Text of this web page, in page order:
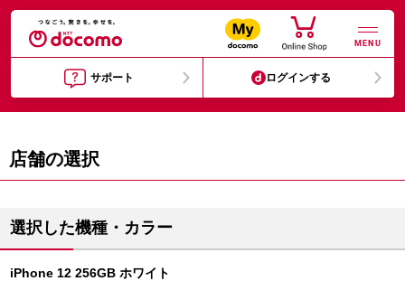
MENU
サポート ログインする
店舗の選択
選択した機種・カラー
iPhone 12 256GB ホワイト